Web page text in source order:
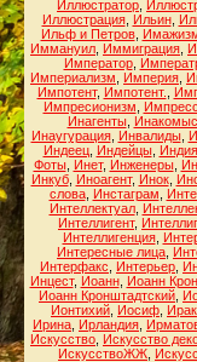
Иллюстратор
Иллюстрация, Ильин,
Ильф и Петров,
Иммануил Иммиграция
Император,
Империализм
Империя
Импотент, Импотент.
Импресионизм
Инагенты,
Инаугурация, Инвалиды,
Индеец, Индейцы, Индия
Фоты, Инет, Инженеры,
Инкуб, Иноагент, Инок,
слова, Инстаграм
Интеллектуал,
Интеллигент,
Интеллигенция,
Интересные лица
Интерфакс
Интерьер
Инцест, Иоанн, Иоанн
Иоанн Кронштадтский
Ионтихий Иосиф Ирак
Ирина Ирландия
Искусство Искусство
ИскусствоЖЖ